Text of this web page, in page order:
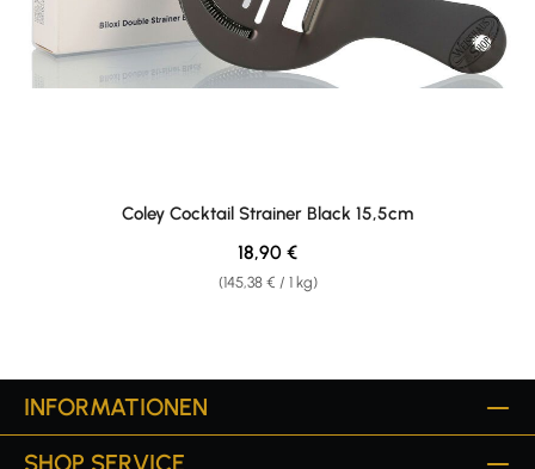
Coley Cocktail Strainer Black 15,5cm
(145,38 € / 1 kg)
Regulärer Preis:
18,90 €
INFORMATIONEN
SHOP SERVICE